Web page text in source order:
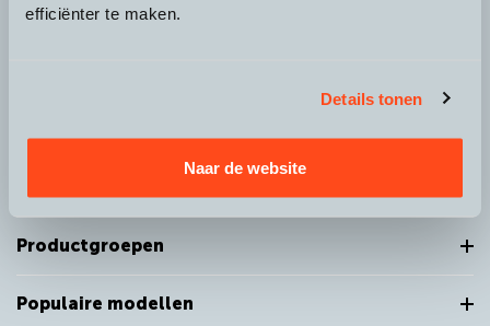
efficiënter te maken.
Details tonen
Naar de website
It's more than achoice
Productgroepen
Populaire modellen